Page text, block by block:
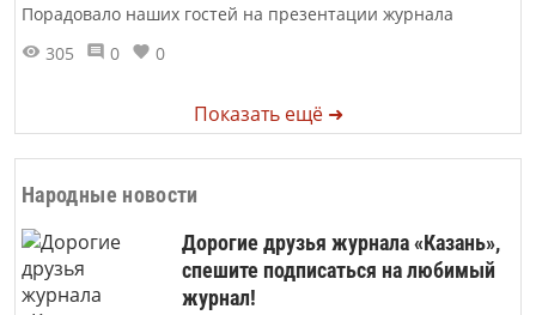
Порадовало наших гостей на презентации журнала
305
0 0
Показать ещё ➜
Народные новости
Дорогие друзья журнала «Казань»,
спешите подписаться на любимый
журнал!